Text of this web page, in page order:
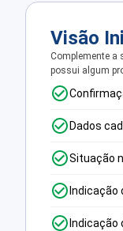
Visão
Complemente a
possui algum
Dados
Situação